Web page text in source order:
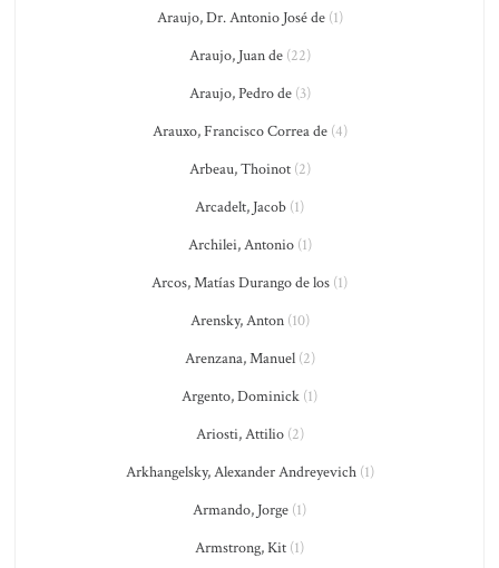
Araujo, Dr. Antonio José de(1)
Araujo, Juan de(22)
Araujo, Pedro de(3)
Arauxo, Francisco Correa de(4)
Arbeau, Thoinot(2)
Arcadelt, Jacob (1)
Archilei, Antonio(1)
Arcos, Matías Durango de los (1)
Arensky, Anton(10)
Arenzana, Manuel(2)
Argento, Dominick (1)
Ariosti, Attilio(2)
Arkhangelsky, Alexander Andreyevich(1)
Armando, Jorge (1)
Armstrong, Kit (1)